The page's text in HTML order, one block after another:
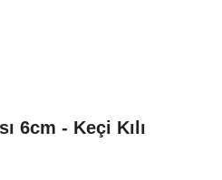
6cm - Keçi Kılı